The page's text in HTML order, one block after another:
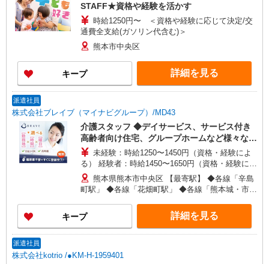
STAFF★資格や経験を活かす
時給1250円〜 ＜資格や経験に応じて決定/交
通費全支給(ガソリン代含む)＞
熊本市中央区
キープ 詳細を見る
派遣社員
株式会社ブレイブ（マイナビグループ）/MD43
介護スタッフ ◆デイサービス、サービス付き
高齢者向け住宅、グループホームなど様々な勤
務先から選べます。
未経験：時給1250〜1450円（資格・経験によ
る） 経験者：時給1450〜1650円（資格・経験によ
る） ◎月収例 時給1650円×1日8時間×22日（週5
日）＝29万400円 ◆昇給あり ◆支払い方法 ※日払
い/週払い/月払い対応も可能です。詳しくは面談時
にご相談ください。 ◆交通費：別途全額支給 ※当
社規定あり
熊本県熊本市中央区 【最寄駅】 ◆各線「辛島
町駅」 ◆各線「花畑町駅」 ◆各線「熊本城・市役
キープ 詳細を見る
派遣社員
株式会社kotrio /●KM-H-1959401